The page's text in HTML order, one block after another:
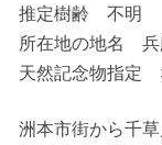
推定樹齢 不明
所在地の地名 兵
天然記念物指定
洲本市街から千